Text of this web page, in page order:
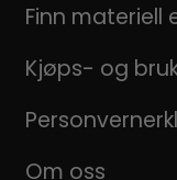
Finn
Kjøps- og
Om oss